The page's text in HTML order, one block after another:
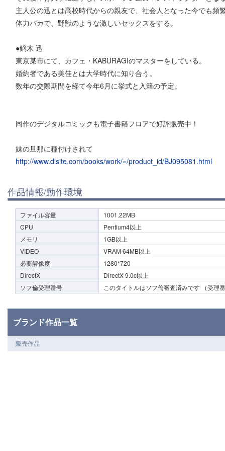
主人公の迅とは高校時代からの親友で、社会人となった今でも頻
体力バカで、野獣のような激しいセックスをする。
●鏑木 迅
東京某市にて、カフェ・KABURAGIのマスターをしている。
婚約者である美佳とは大学時代に知り合う。
数年の交際期間を経て今年6月に挙式と入籍の予定。
同作のデジタルコミックも電子書籍フロアで好評販売中！
妹の旦那に種付けされて
http://www.dlsite.com/books/work/=/product_id/BJ095081.html
作品情報/動作環境
ファイル容量
1001.22MB
CPU
Pentium4以上
メモリ
1GB以上
VIDEO
VRAM 64MB以上
必要解像度
1280*720
DirectX
DirectX 9.0c以上
ソフ倫受理番号
このタイトルはソフ倫審査済みです （受理
ブランド作品一覧
販売作品